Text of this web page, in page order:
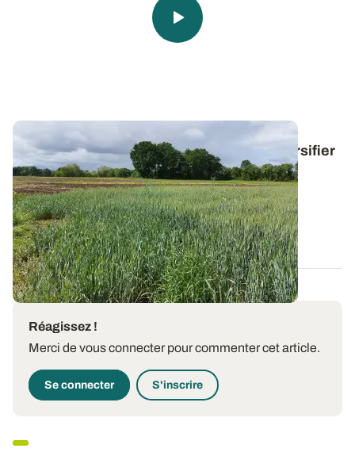
Syppre Béarn : quelles cultures pour diversifier
les rotations ?
Pour adapter les systèmes spécialisés maïs aux
contraintes techniques et réglementaires...
14 JANV. 2025
Réagissez !
Merci de vous connecter pour commenter cet article.
Se connecter S'inscrire